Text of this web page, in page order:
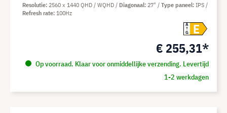
A
G
E
€ 255,31*
Op voorraad. Klaar voor onmiddellijke verzending. Levertijd
1-2 werkdagen
Resolutie 2560 x 1440 QHD / WQHD Diagonaal 27" Type paneel IPS
Refresh rate 100Hz